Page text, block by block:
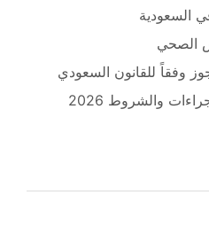
السعودية
الصحي
وفقاً للقانون السعودي
والشروط 2026